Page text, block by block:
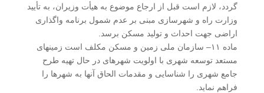
گردد، لازم است قبل از ارجاع موضوع به هیأت وزیران، به تأیید
وزارت راه و شهرسازی مبنی بر عدم شمول برنامه واگذاری
اراضی جهت احداث و تولید مسکن برسد.
ماده ۱۱– سازمان ملی زمین و مسکن مکلف است زمینهای
مستعد توسعه شهری با اولویت شهرهای در حال تهیه طرح
جامع شهری را شناسایی و مقدمات الحاق آنها به شهرها را
فراهم نماید.